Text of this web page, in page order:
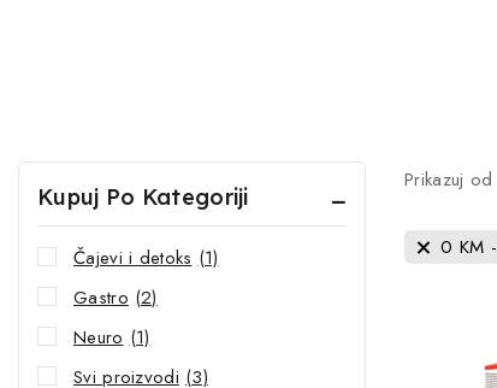
Prikazuj od
0 KM -
Kupuj Po Kategoriji
Čajevi i detoks (1)
Gastro (2)
Neuro (1)
Svi proizvodi (3)